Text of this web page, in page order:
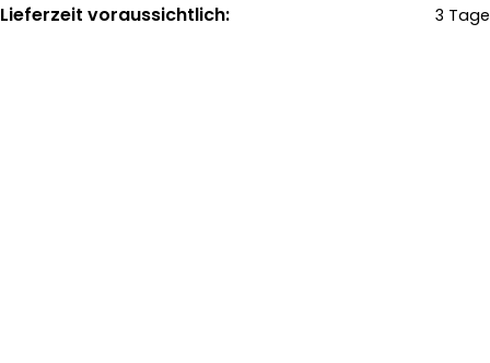
Lieferzeit voraussichtlich: 3 Tage